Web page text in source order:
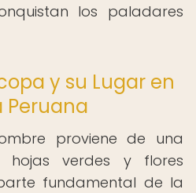
los paladares
y su Lugar en
Peruana
proviene de una
verdes y flores
fundamental de la